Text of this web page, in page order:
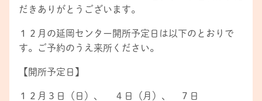
だきありがとうございます。
１２月の延岡センター開所予定日は以下のとおりで
す。ご予約のうえ来所ください。
【開所予定日】
１２月３日（日）、 ４日（月）、 ７日